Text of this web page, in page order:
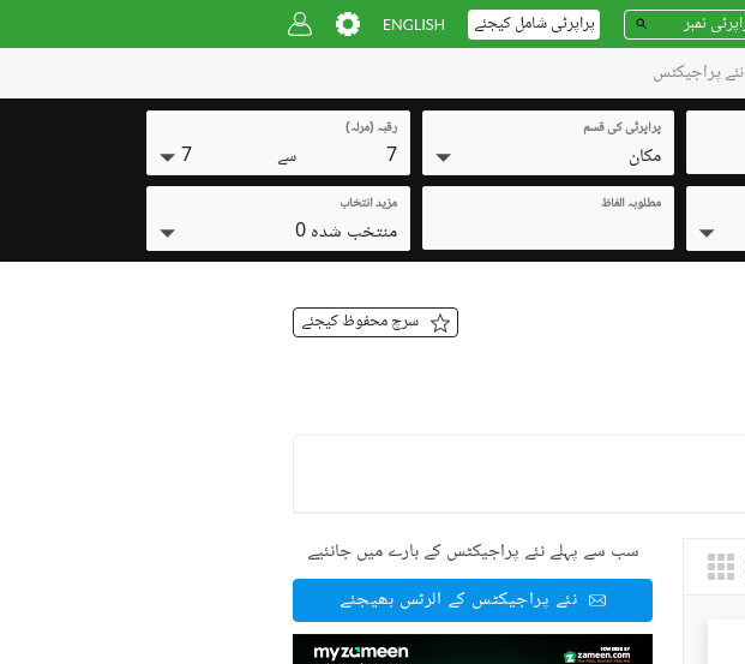
پراپرٹی شامل کیجئے
نئے پراجیکٹس
پراپرٹی کی قسم
مکان
رقبہ (مرلہ)
7 سے 7
مطلوبہ الفاظ مزید انتخاب
منتخب شدہ 0
سرچ محفوظ کیجئے
سب سے پہلے نئے پراجیکٹس کے بارے میں جانئیے
نئے پراجیکٹس کے الرٹس بھیجئے